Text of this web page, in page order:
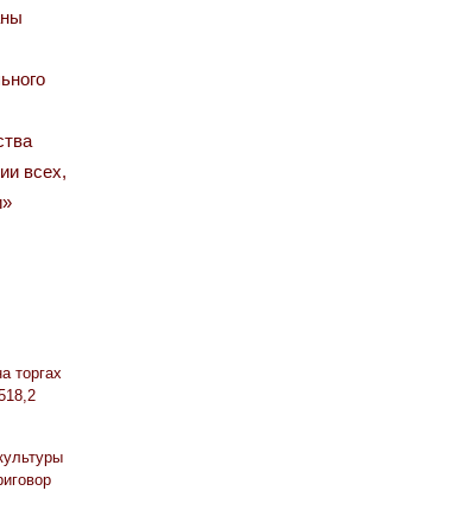
всех,
торгах